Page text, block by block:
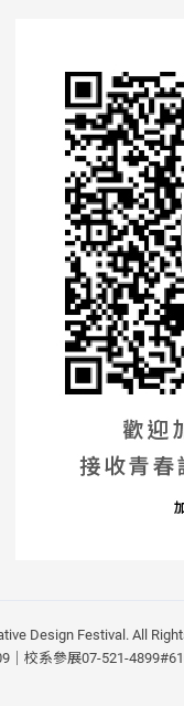
Design Festival. All
｜校系參展07-521-